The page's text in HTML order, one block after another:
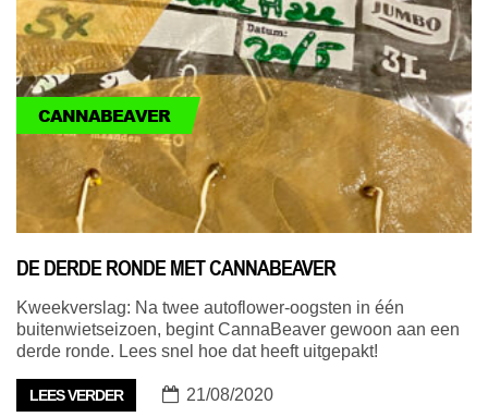
CANNABEAVER
DE DERDE RONDE MET CANNABEAVER
Kweekverslag: Na twee autoflower-oogsten in één
buitenwietseizoen, begint CannaBeaver gewoon aan een
derde ronde. Lees snel hoe dat heeft uitgepakt!
LEES VERDER 21/08/2020